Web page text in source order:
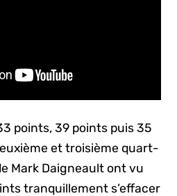
points, 39 points puis 35
et troisième quart-
Mark Daigneault ont vu
tranquillement s’effacer